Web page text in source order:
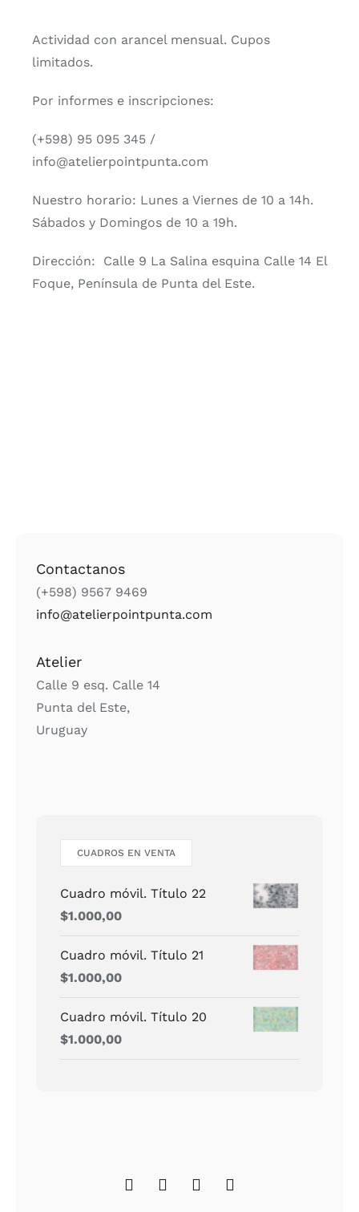
Actividad con arancel mensual. Cupos
limitados.
Por informes e inscripciones:
(+598) 95 095 345 /
info@atelierpointpunta.com
Nuestro horario: Lunes a Viernes de 10 a 14h.
Sábados y Domingos de 10 a 19h.
Dirección: Calle 9 La Salina esquina Calle 14 El
Foque, Península de Punta del Este.
Contactanos
(+598) 9567 9469
info@atelierpointpunta.com
Atelier
Calle 9 esq. Calle 14
Punta del Este,
Uruguay
CUADROS EN VENTA
Cuadro móvil. Título 22
$1.000,00
Cuadro móvil. Título 21
$1.000,00
Cuadro móvil. Título 20
$1.000,00